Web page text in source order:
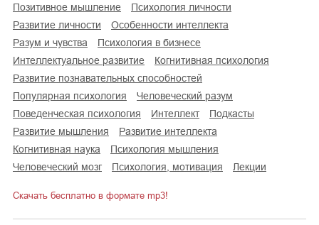
позитивное мышление
психология личности
развитие личности
особенности интеллекта
разум и чувства
психология в бизнесе
интеллектуальное развитие
когнитивная психология
развитие познавательных способностей
популярная психология
человеческий разум
поведенческая психология
интеллект
подкасты
развитие мышления
развитие интеллекта
когнитивная наука
психология мышления
человеческий мозг
психология, мотивация лекции
Скачать бесплатно в формате mp3!